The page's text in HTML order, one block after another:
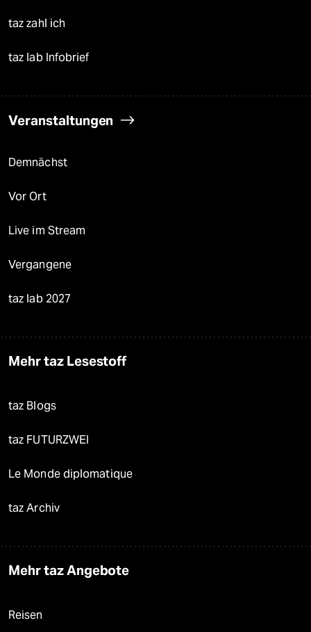
taz zahl ich
taz lab Infobrief
Veranstaltungen
Demnächst
Vor Ort
Live im Stream
Vergangene
taz lab 2027
Mehr taz Lesestoff
taz Blogs
taz FUTURZWEI
Le Monde diplomatique
taz Archiv
Mehr taz Angebote
Reisen